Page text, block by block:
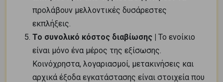
προλάβουν μελλοντικές δυσάρεστες
εκπλήξεις.
Το συνολικό κόστος διαβίωσης | Το ενοίκιο
είναι μόνο ένα μέρος της εξίσωσης.
Κοινόχρηστα, λογαριασμοί, μετακινήσεις και
αρχικά έξοδα εγκατάστασης είναι στοιχεία που